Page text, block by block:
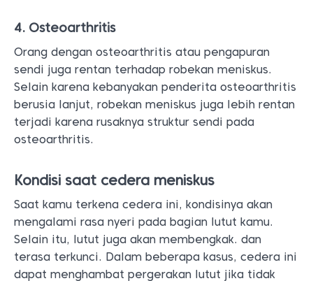
4. Osteoarthritis
Orang dengan osteoarthritis atau pengapuran
sendi juga rentan terhadap robekan meniskus.
Selain karena kebanyakan penderita osteoarthritis
berusia lanjut, robekan meniskus juga lebih rentan
terjadi karena rusaknya struktur sendi pada
osteoarthritis.
Kondisi saat cedera meniskus
Saat kamu terkena cedera ini, kondisinya akan
mengalami rasa nyeri pada bagian lutut kamu.
Selain itu, lutut juga akan membengkak. dan
terasa terkunci. Dalam beberapa kasus, cedera ini
dapat menghambat pergerakan lutut jika tidak